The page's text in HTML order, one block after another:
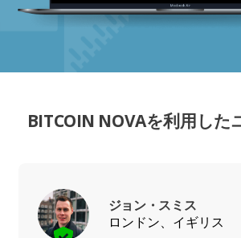
BITCOIN NOVAを利用した
ジョン・スミス
ロンドン、イギリス